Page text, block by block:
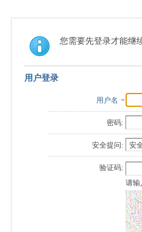
您需要先登录才能继
用户登录
用户名
密码:
安全提问:
验证码:
请输